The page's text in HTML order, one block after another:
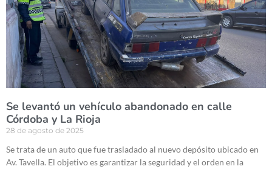
Se levantó un vehículo abandonado en calle
Córdoba y La Rioja
28 de agosto de 2025
Se trata de un auto que fue trasladado al nuevo depósito ubicado en
Av. Tavella. El objetivo es garantizar la seguridad y el orden en la